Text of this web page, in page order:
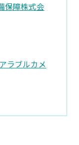
保障株式会
ラブルカメ